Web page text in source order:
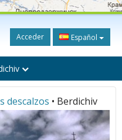
Acceder Español
descalzos • Berdichiv